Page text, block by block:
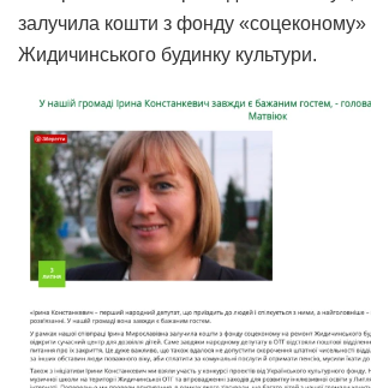
залучила кошти з фонду
Жидичинського будинку культури.